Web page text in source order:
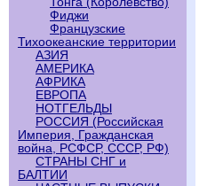
Фиджи
Французские
Тихоокеанские территории
АЗИЯ
АМЕРИКА
АФРИКА
ЕВРОПА
НОТГЕЛЬДЫ
РОССИЯ (Российская
Империя, Гражданская
война, РСФСР, СССР, РФ)
СТРАНЫ СНГ и
БАЛТИИ